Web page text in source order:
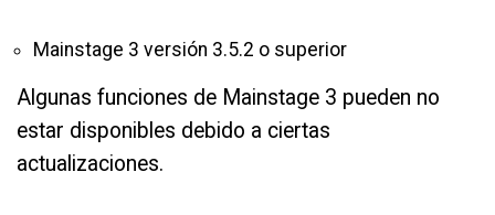
Mainstage 3 versión 3.5.2 o superior
Algunas funciones de Mainstage 3 pueden no
estar disponibles debido a ciertas
actualizaciones.